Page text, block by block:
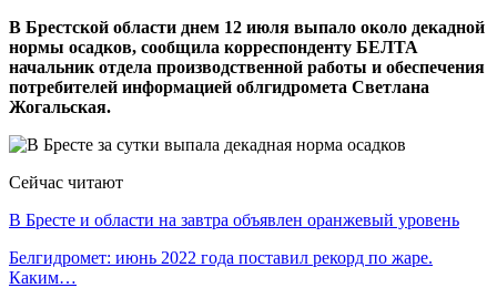
В Брестской области днем 12 июля выпало около декадной
нормы осадков, сообщила корреспонденту БЕЛТА
начальник отдела производственной работы и обеспечения
потребителей информацией облгидромета Светлана
Жогальская.
Сейчас читают
В Бресте и области на завтра объявлен оранжевый уровень
Белгидромет: июнь 2022 года поставил рекорд по жаре.
Каким…